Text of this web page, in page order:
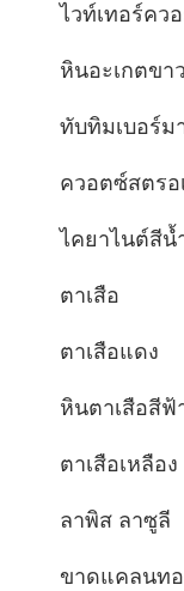
ไวท์เทอร์คว
หินอะเกตขาว
ทับทิมเบอร์ม
ควอตซ์สตรอ
ไคยาไนต์สีน้
ตาเสือ
ตาเสือแดง
หินตาเสือสีฟ้
ตาเสือเหลือง
ลาพิส ลาซูลี
ขาดแคลนทอ